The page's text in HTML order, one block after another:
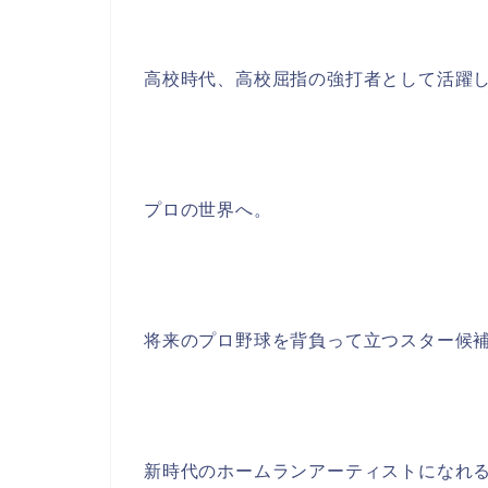
高校時代、高校屈指の強打者として活躍し
プロの世界へ。
将来のプロ野球を背負って立つスター候補
新時代のホームランアーティストになれ